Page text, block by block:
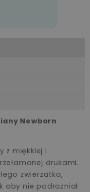
Newborn
z miękkiej i
drukami.
zwierzątka,
aby nie podrażniał